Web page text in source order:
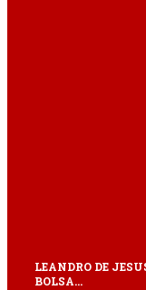
LEANDRO DE
BOLSA…